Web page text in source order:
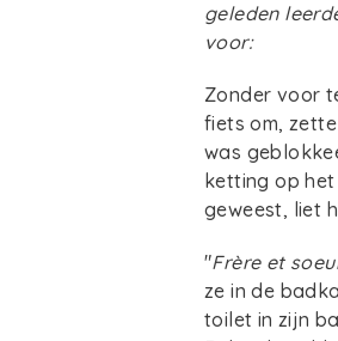
geleden
voor:
Zonder voor
fiets om,
was
ketting op
geweest, liet
"Frère et
ze in de
toilet in zijn